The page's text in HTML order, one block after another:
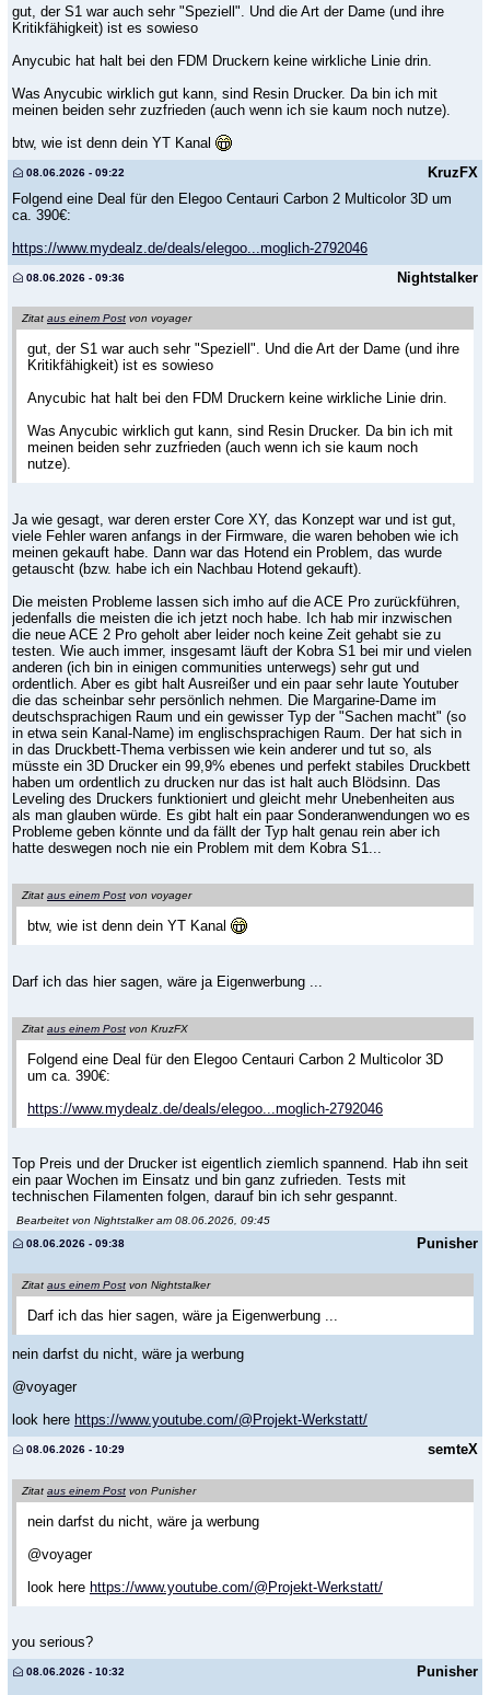
gut, der S1 war auch sehr "Speziell". Und die Art der Dame (und ihre
Kritikfähigkeit) ist es sowieso
Anycubic hat halt bei den FDM Druckern keine wirkliche Linie drin.
Was Anycubic wirklich gut kann, sind Resin Drucker. Da bin ich mit
meinen beiden sehr zuzfrieden (auch wenn ich sie kaum noch nutze).
btw, wie ist denn dein YT Kanal
KruzFX
08.06.2026 - 09:22
Folgend eine Deal für den Elegoo Centauri Carbon 2 Multicolor 3D um
ca. 390€:
https://www.mydealz.de/deals/elegoo...moglich-2792046
Nightstalker
08.06.2026 - 09:36
Zitat aus einem Post von voyager
gut, der S1 war auch sehr "Speziell". Und die Art der Dame (und ihre
Kritikfähigkeit) ist es sowieso
Anycubic hat halt bei den FDM Druckern keine wirkliche Linie drin.
Was Anycubic wirklich gut kann, sind Resin Drucker. Da bin ich mit
meinen beiden sehr zuzfrieden (auch wenn ich sie kaum noch
nutze).
Ja wie gesagt, war deren erster Core XY, das Konzept war und ist gut,
viele Fehler waren anfangs in der Firmware, die waren behoben wie ich
meinen gekauft habe. Dann war das Hotend ein Problem, das wurde
getauscht (bzw. habe ich ein Nachbau Hotend gekauft).
Die meisten Probleme lassen sich imho auf die ACE Pro zurückführen,
jedenfalls die meisten die ich jetzt noch habe. Ich hab mir inzwischen
die neue ACE 2 Pro geholt aber leider noch keine Zeit gehabt sie zu
testen. Wie auch immer, insgesamt läuft der Kobra S1 bei mir und vielen
anderen (ich bin in einigen communities unterwegs) sehr gut und
ordentlich. Aber es gibt halt Ausreißer und ein paar sehr laute Youtuber
die das scheinbar sehr persönlich nehmen. Die Margarine-Dame im
deutschsprachigen Raum und ein gewisser Typ der "Sachen macht" (so
in etwa sein Kanal-Name) im englischsprachigen Raum. Der hat sich in
in das Druckbett-Thema verbissen wie kein anderer und tut so, als
müsste ein 3D Drucker ein 99,9% ebenes und perfekt stabiles Druckbett
haben um ordentlich zu drucken nur das ist halt auch Blödsinn. Das
Leveling des Druckers funktioniert und gleicht mehr Unebenheiten aus
als man glauben würde. Es gibt halt ein paar Sonderanwendungen wo es
Probleme geben könnte und da fällt der Typ halt genau rein aber ich
hatte deswegen noch nie ein Problem mit dem Kobra S1...
Zitat aus einem Post von voyager
btw, wie ist denn dein YT Kanal
Darf ich das hier sagen, wäre ja Eigenwerbung ...
Zitat aus einem Post von KruzFX
Folgend eine Deal für den Elegoo Centauri Carbon 2 Multicolor 3D
um ca. 390€:
https://www.mydealz.de/deals/elegoo...moglich-2792046
Top Preis und der Drucker ist eigentlich ziemlich spannend. Hab ihn seit
ein paar Wochen im Einsatz und bin ganz zufrieden. Tests mit
technischen Filamenten folgen, darauf bin ich sehr gespannt.
Bearbeitet von Nightstalker am 08.06.2026, 09:45
Punisher
08.06.2026 - 09:38
Zitat aus einem Post von Nightstalker
Darf ich das hier sagen, wäre ja Eigenwerbung ...
nein darfst du nicht, wäre ja werbung
@voyager
look here https://www.youtube.com/@Projekt-Werkstatt/
semteX
08.06.2026 - 10:29
Zitat aus einem Post von Punisher
nein darfst du nicht, wäre ja werbung
@voyager
look here https://www.youtube.com/@Projekt-Werkstatt/
you serious?
Punisher
08.06.2026 - 10:32